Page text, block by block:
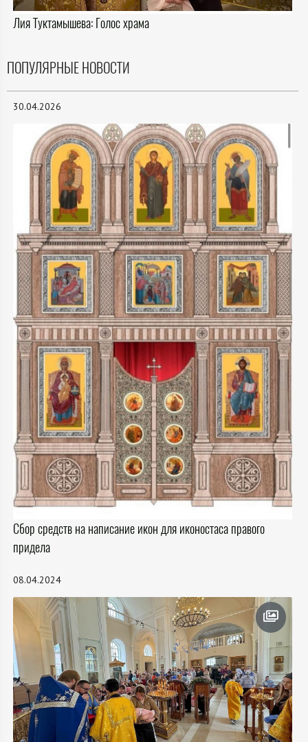
Лия Туктамышева: Голос храма
ПОПУЛЯРНЫЕ НОВОСТИ
30.04.2026
Сбор средств на написание икон для иконостаса правого
придела
08.04.2024